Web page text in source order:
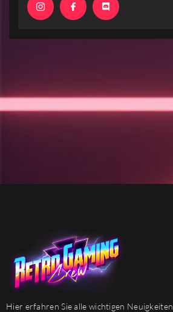
Hier erfahren Sie alle wichtigen Neuigkeiten.